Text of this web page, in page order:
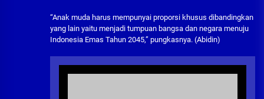
“Anak muda harus mempunyai proporsi khusus dibandingkan
yang lain yaitu menjadi tumpuan bangsa dan negara menuju
Indonesia Emas Tahun 2045,” pungkasnya. (Abidin)